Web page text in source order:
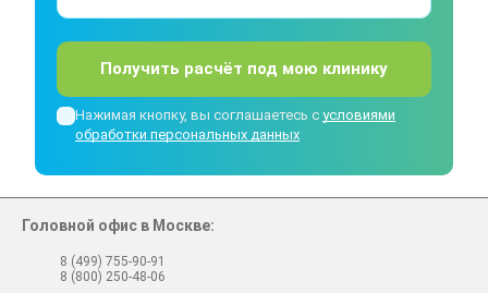
Получить расчёт под мою клинику
Нажимая кнопку, вы соглашаетесь с условиями
обработки персональных данных
Головной офис в Москве:
8 (499) 755-90-91
8 (800) 250-48-06